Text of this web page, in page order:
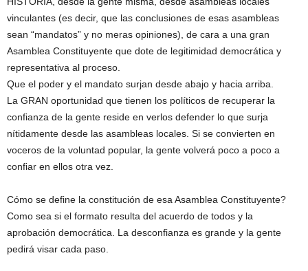
vinculantes (es decir, que las conclusiones de esas asambleas
sean “mandatos” y no meras opiniones), de cara a una gran
Asamblea Constituyente que dote de legitimidad democrática y
representativa al proceso.
Que el poder y el mandato surjan desde abajo y hacia arriba.
La GRAN oportunidad que tienen los políticos de recuperar la
confianza de la gente reside en verlos defender lo que surja
nítidamente desde las asambleas locales. Si se convierten en
voceros de la voluntad popular, la gente volverá poco a poco a
confiar en ellos otra vez.
Cómo se define la constitución de esa Asamblea Constituyente?
Como sea si el formato resulta del acuerdo de todos y la
aprobación democrática. La desconfianza es grande y la gente
pedirá visar cada paso.